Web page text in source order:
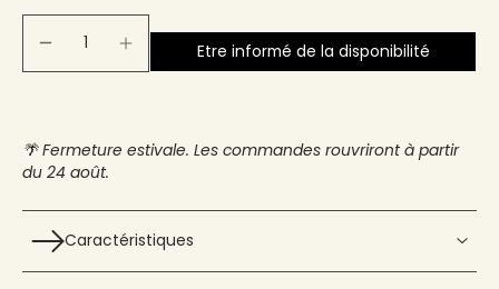
Etre informé de la disponibilité
🌴 Fermeture estivale. Les commandes rouvriront à partir
du 24 août.
Caractéristiques